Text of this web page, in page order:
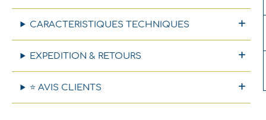
CARACTERISTIQUES TECHNIQUES
EXPEDITION & RETOURS
⭐ AVIS CLIENTS